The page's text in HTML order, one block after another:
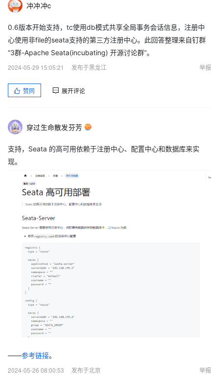
冲冲冲c
0.6版本开始支持，tc使用db模式共享全局事务会话信息，注册中
心使用非file的seata支持的第三方注册中心。此回答整理来自钉群
“3群-Apache Seata(incubating) 开源讨论群”。
2024-05-29 15:05:21
发布于黑龙江 举报
赞同 展开评论
穿过生命散发芬芳
支持，Seata 的高可用依赖于注册中心、配置中心和数据库来实
现。
——参考链接。
2024-05-26 08:00:53
发布于北京 举报